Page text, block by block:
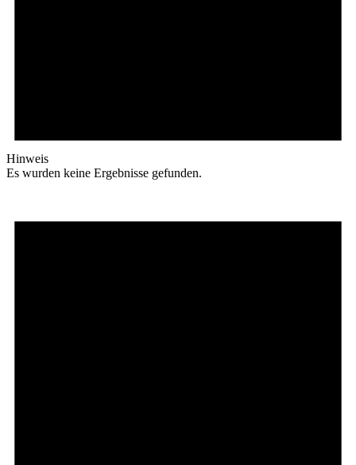
Hinweis
Es wurden keine Ergebnisse gefunden.